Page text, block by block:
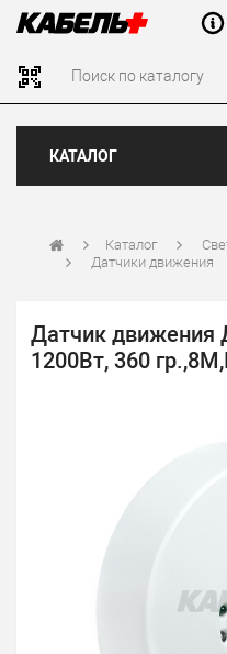
КАТАЛОГ
Каталог
Датчики движения
Датчик
1200Вт, 360